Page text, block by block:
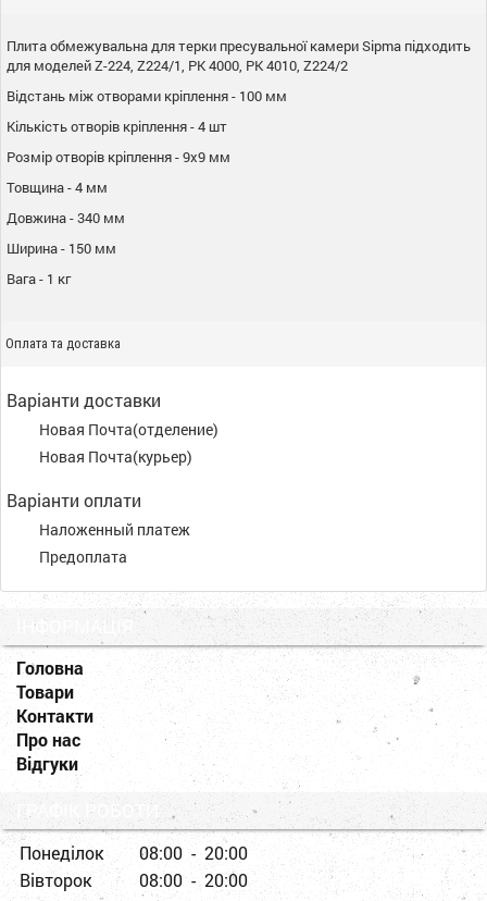
Плита обмежувальна для терки пресувальної камери Sipma підходить
для моделей Z-224, Z224/1, PK 4000, PK 4010, Z224/2
Відстань між отворами кріплення - 100 мм
Кількість отворів кріплення - 4 шт
Розмір отворів кріплення - 9х9 мм
Товщина - 4 мм
Довжина - 340 мм
Ширина - 150 мм
Вага - 1 кг
Оплата та доставка
Варіанти доставки
Новая Почта(отделение)
Новая Почта(курьер)
Варіанти оплати
Наложенный платеж
Предоплата
ІНФОРМАЦІЯ
Головна
Товари
Контакти
Про нас
Відгуки
ГРАФІК РОБОТИ
Понеділок
08:00 - 20:00
Вівторок
08:00 - 20:00